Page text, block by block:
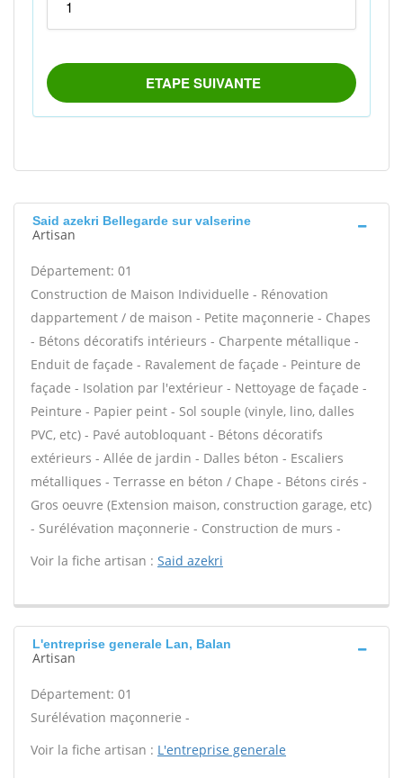
Said azekri Bellegarde sur valserine
Artisan
Département: 01
Construction de Maison Individuelle - Rénovation
dappartement / de maison - Petite maçonnerie - Chapes
- Bétons décoratifs intérieurs - Charpente métallique -
Enduit de façade - Ravalement de façade - Peinture de
façade - Isolation par l'extérieur - Nettoyage de façade -
Peinture - Papier peint - Sol souple (vinyle, lino, dalles
PVC, etc) - Pavé autobloquant - Bétons décoratifs
extérieurs - Allée de jardin - Dalles béton - Escaliers
métalliques - Terrasse en béton / Chape - Bétons cirés -
Gros oeuvre (Extension maison, construction garage, etc)
- Surélévation maçonnerie - Construction de murs -
Voir la fiche artisan : Said azekri
L'entreprise generale Lan, Balan
Artisan
Département: 01
Surélévation maçonnerie -
Voir la fiche artisan : L'entreprise generale